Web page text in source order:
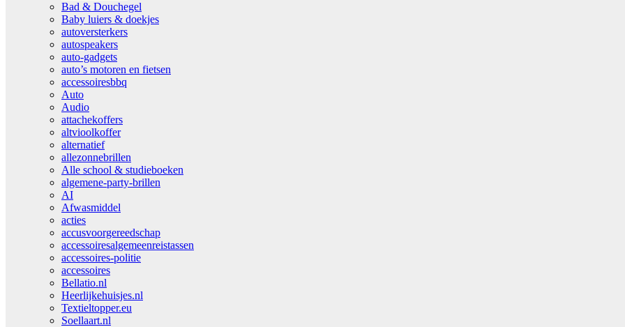
Bad & Douchegel
Baby luiers & doekjes
autoversterkers
autospeakers
auto-gadgets
auto’s motoren en fietsen
accessoiresbbq
Auto
Audio
attachekoffers
altvioolkoffer
alternatief
allezonnebrillen
Alle school & studieboeken
algemene-party-brillen
AI
Afwasmiddel
acties
accusvoorgereedschap
accessoiresalgemeenreistassen
accessoires-politie
accessoires
Bellatio.nl
Heerlijkehuisjes.nl
Textieltopper.eu
Soellaart.nl